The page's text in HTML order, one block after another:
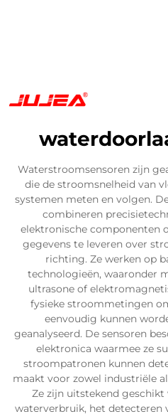
Waterstroomsensoren zijn
die de stroomsnelheid van
systemen meten en volgen.
combineren
elektronische componenten
gegevens te leveren over
richting. Ze werken op
technologieën, waaronder
ultrasone of
fysieke stroommetingen
eenvoudig kunnen
geanalyseerd. De sensoren
elektronica waarmee ze
stroompatronen kunnen
maakt voor zowel industriële
Ze zijn uitstekend
waterverbruik, het detecteren